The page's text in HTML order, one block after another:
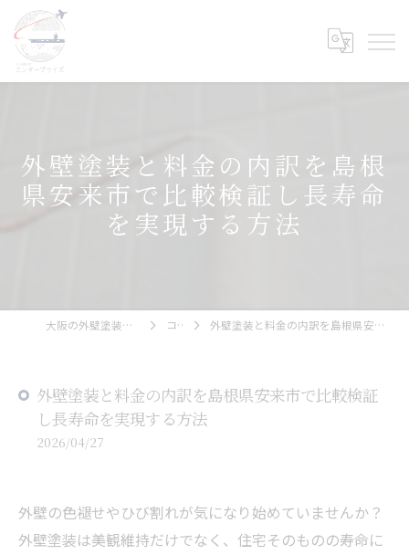
外壁塗装と料金の内訳を島根
県安来市で比較検証し長寿命
を実現する方法
大阪の外壁塗装ならエンタープライズ コラム 外壁塗装と料金の内訳を島根県安来市で比較検証し長寿命を実現する方法
外壁塗装と料金の内訳を島根県安来市で比較検証
し長寿命を実現する方法
2026/04/27
外壁の色褪せやひび割れが気になり始めていませんか？
外壁塗装は美観維持だけでなく、住宅そのものの寿命に